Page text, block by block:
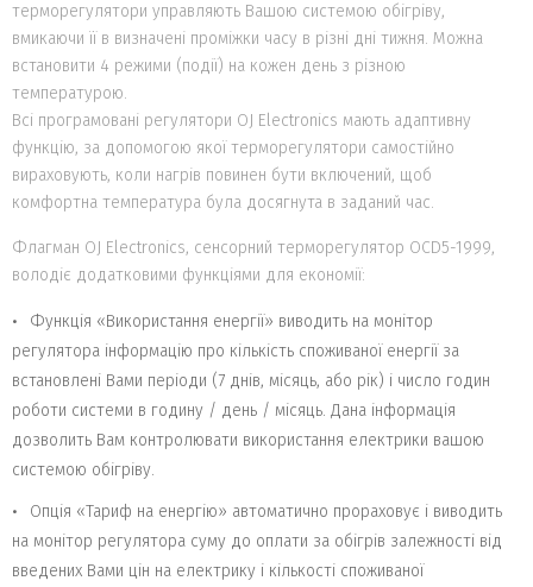
терморегулятори управляють Вашою системою обігріву,
вмикаючи її в визначені проміжки часу в різні дні тижня. Можна
встановити 4 режими (події) на кожен день з різною
температурою.
Всі програмовані регулятори OJ Electronics мають адаптивну
функцію, за допомогою якої терморегулятори самостійно
вираховують, коли нагрів повинен бути включений, щоб
комфортна температура була досягнута в заданий час.
Флагман OJ Electronics, сенсорний терморегулятор OCD5-1999,
володіє додатковими функціями для економії:
Функція «Використання енергії» виводить на монітор
регулятора інформацію про кількість споживаної енергії за
встановлені Вами періоди (7 днів, місяць, або рік) і число годин
роботи системи в годину / день / місяць. Дана інформація
дозволить Вам контролювати використання електрики вашою
системою обігріву.
Опція «Тариф на енергію» автоматично прораховує і виводить
на монітор регулятора суму до оплати за обігрів залежності від
введених Вами цін на електрику і кількості споживаної